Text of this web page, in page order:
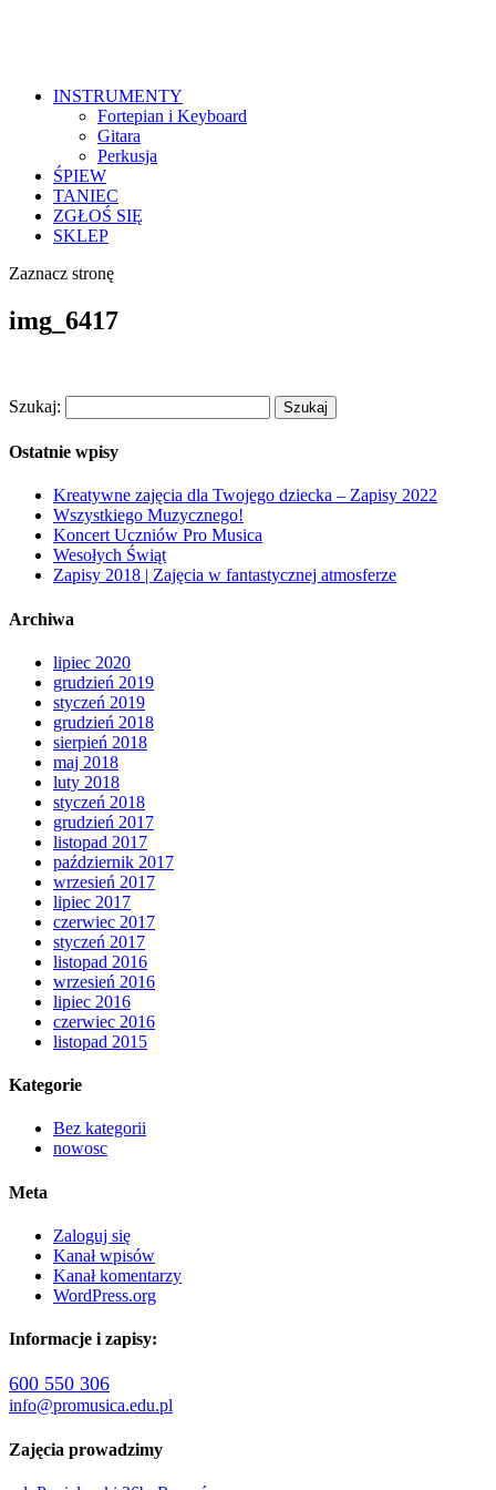
INSTRUMENTY
Fortepian i Keyboard
Gitara
Perkusja
ŚPIEW
TANIEC
ZGŁOŚ SIĘ
SKLEP
Zaznacz stronę
img_6417
Szukaj:
Ostatnie wpisy
Kreatywne zajęcia dla Twojego dziecka – Zapisy 2022
Wszystkiego Muzycznego!
Koncert Uczniów Pro Musica
Wesołych Świąt
Zapisy 2018 | Zajęcia w fantastycznej atmosferze
Archiwa
lipiec 2020
grudzień 2019
styczeń 2019
grudzień 2018
sierpień 2018
maj 2018
luty 2018
styczeń 2018
grudzień 2017
listopad 2017
październik 2017
wrzesień 2017
lipiec 2017
czerwiec 2017
styczeń 2017
listopad 2016
wrzesień 2016
lipiec 2016
czerwiec 2016
listopad 2015
Kategorie
Bez kategorii
nowosc
Meta
Zaloguj się
Kanał wpisów
Kanał komentarzy
WordPress.org
Informacje i zapisy:
600 550 306
info@promusica.edu.pl
Zajęcia prowadzimy